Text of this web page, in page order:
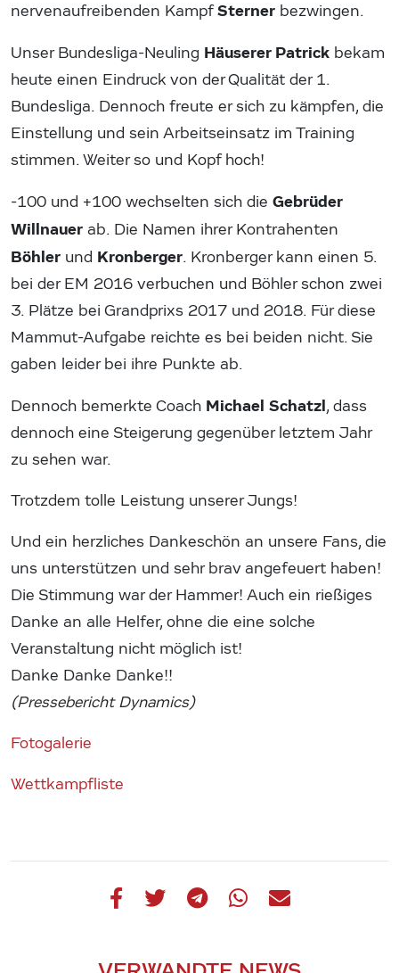
nervenaufreibenden KampfSterner bezwingen.
Unser Bundesliga-Neuling Häuserer Patrick bekam
heute einen Eindruck von der Qualität der 1.
Bundesliga. Dennoch freute er sich zu kämpfen, die
Einstellung und sein Arbeitseinsatz im Training
stimmen. Weiter so und Kopf hoch!
-100 und +100 wechselten sich die Gebrüder
Willnauer ab. Die Namen ihrer Kontrahenten
Böhler und Kronberger. Kronberger kann einen 5.
bei der EM 2016 verbuchen und Böhler schon zwei
3. Plätze bei Grandprixs 2017 und 2018. Für diese
Mammut-Aufgabe reichte es bei beiden nicht. Sie
gaben leider bei ihre Punkte ab.
Dennoch bemerkte Coach Michael Schatzl, dass
dennoch eine Steigerung gegenüber letztem Jahr
zu sehen war.
Trotzdem tolle Leistung unserer Jungs!
Und ein herzliches Dankeschön an unsere Fans, die
uns unterstützen und sehr brav angefeuert haben!
Die Stimmung war der Hammer! Auch ein rießiges
Danke an alle Helfer, ohne die eine solche
Veranstaltung nicht möglich ist!
Danke Danke Danke!!
(Pressebericht Dynamics)
Fotogalerie
Wettkampfliste